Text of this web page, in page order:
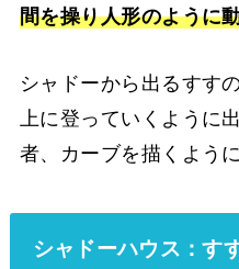
間を操り人形のように
シャドーから出るすす
上に登っていくように
者、カーブを描くよう
シャドーハウス：す